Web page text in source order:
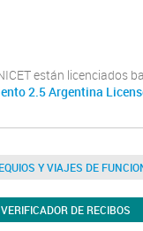
están licenciados
2.5 Argentina
Y VIAJES DE
DE RECIBOS